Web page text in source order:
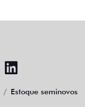
Estoque seminovos